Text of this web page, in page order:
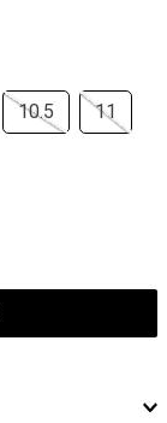
10.5 11